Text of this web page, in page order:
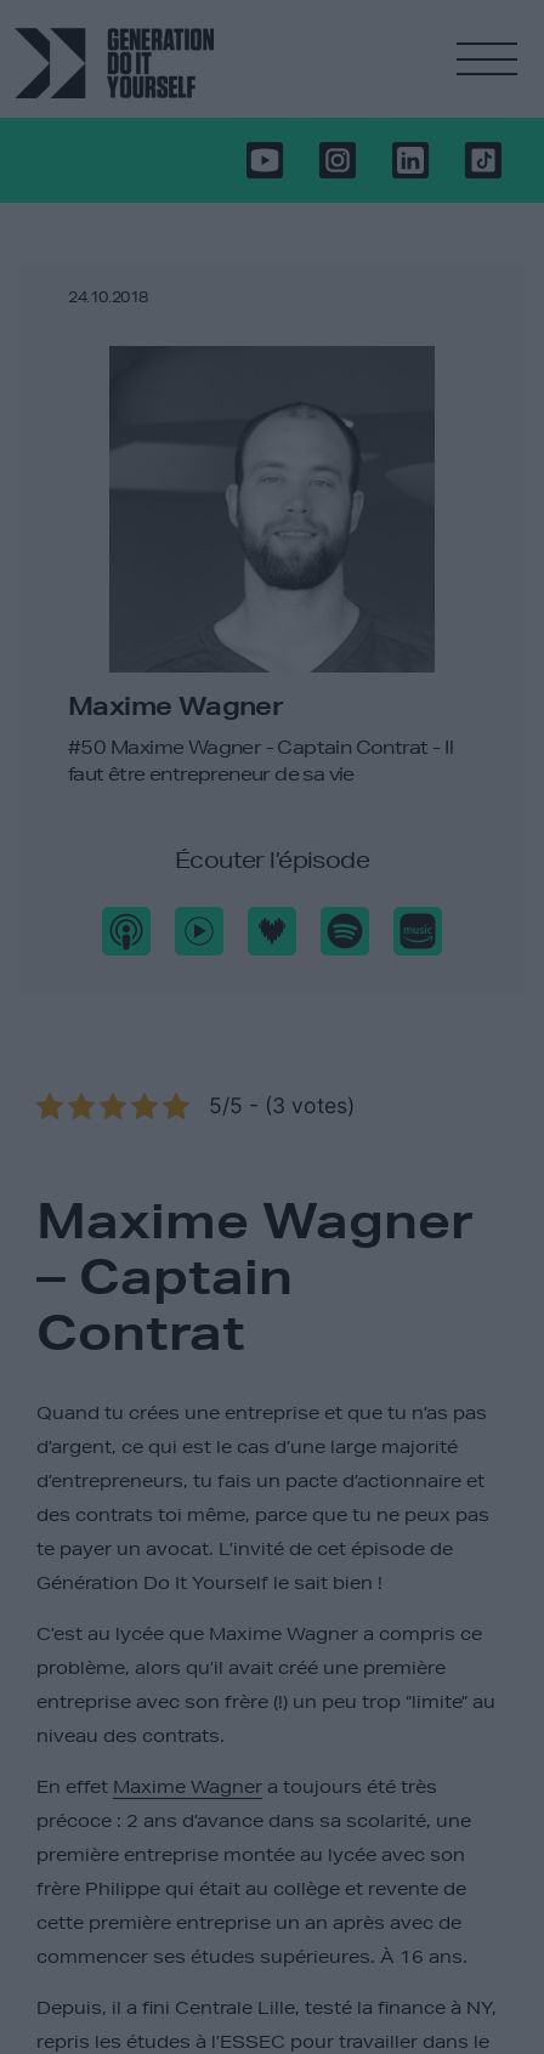
24.10.2018
Maxime Wagner
#50 Maxime Wagner - Captain Contrat - Il
faut être entrepreneur de sa vie
Écouter l’épisode
5/5 - (3 votes)
Maxime Wagner
– Captain
Contrat
Quand tu crées une entreprise et que tu n’as pas
d’argent, ce qui est le cas d’une large majorité
d’entrepreneurs, tu fais un pacte d’actionnaire et
des contrats toi même, parce que tu ne peux pas
te payer un avocat. L’invité de cet épisode de
Génération Do It Yourself le sait bien !
C’est au lycée que Maxime Wagner a compris ce
problème, alors qu’il avait créé une première
entreprise avec son frère (!) un peu trop “limite” au
niveau des contrats.
En effet Maxime Wagner a toujours été très
précoce : 2 ans d’avance dans sa scolarité, une
première entreprise montée au lycée avec son
frère Philippe qui était au collège et revente de
cette première entreprise un an après avec de
commencer ses études supérieures. À 16 ans.
Depuis, il a fini Centrale Lille, testé la finance à NY,
repris les études à l’ESSEC pour travailler dans le